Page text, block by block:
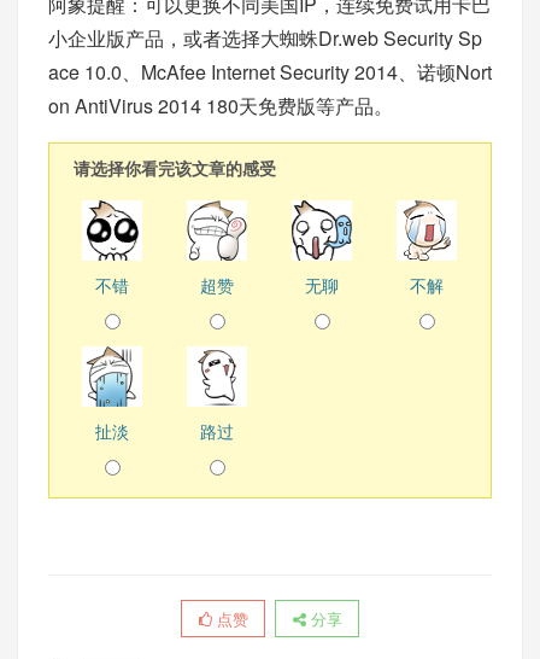
小企业版产品，或者选择大蜘蛛Dr.web Security Sp
ace 10.0、 McAfee Internet Security 2014、 诺顿Nort
on AntiVirus 2014 180天免费版等产品。
请选择你看完该文章的感受
不错 超赞 无聊 不解
扯淡 路过
点赞 分享